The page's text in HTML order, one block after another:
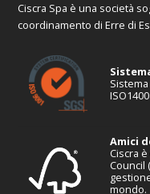
Ciscra Spa è una società
coordinamento di Erre di
Amici
Ciscra
Council
mondo.